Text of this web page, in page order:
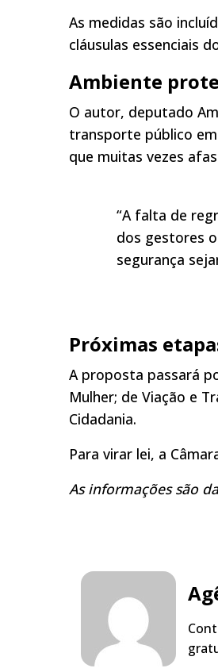
As medidas são
cláusulas essenciais
Ambiente
O autor, deputado
transporte público
que muitas vezes
“A falta de
dos gestores
segurança
Próximas
A proposta passará
Mulher; de Viação e
Cidadania.
Para virar lei, a
As informações são